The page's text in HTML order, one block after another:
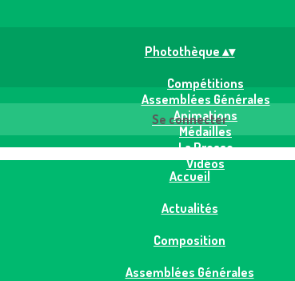
Photothèque ▴▾
Compétitions
Assemblées Générales
Animations
Médailles
La Presse
Vidéos
Se connecter
Accueil
Actualités
Composition
Assemblées Générales